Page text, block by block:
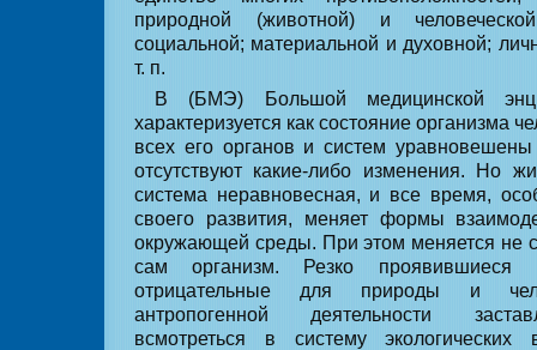
природной (животной) и
социальной; материальной и духовной;
т. п.
В (БМЭ) Большой медицинской
характеризуется как состояние организма
всех его органов и систем
отсутствуют какие-либо изменения. Но
система неравновес­ная, и все время,
своего развития, меняет формы
окружающей среды. При этом меняется не
сам организм. Резко
отрицательные для природы и
антропогенной деятельности
всмотреться в систему экологических